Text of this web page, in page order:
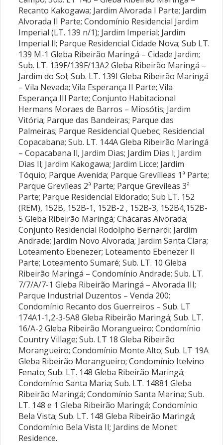
Recanto Kakogawa; Jardim Alvorada I Parte; Jardim
Alvorada II Parte; Condomínio Residencial Jardim
Imperial (LT. 139 n/1); Jardim Imperial; Jardim
Imperial Il; Parque Residencial Cidade Nova; Sub LT.
139 M-1 Gleba Ribeirão Maringá – Cidade Jardim;
Sub. LT. 139F/139F/13A2 Gleba Ribeirão Maringá –
Jardim do Sol; Sub. LT. 139I Gleba Ribeirão Maringá
– Vila Nevada; Vila Esperança II Parte; Vila
Esperança IIl Parte; Conjunto Habitacional
Hermans Moraes de Barros – Miosótis; Jardim
Vitória; Parque das Bandeiras; Parque das
Palmeiras; Parque Residencial Quebec; Residencial
Copacabana; Sub. LT. 144A Gleba Ribeirão Maringá
– Copacabana Il, Jardim Dias; Jardim Dias I; Jardim
Dias Il; Jardim Kakogawa; Jardim Licce; Jardim
Tóquio; Parque Avenida; Parque Grevílleas 1ª Parte;
Parque Grevíleas 2ª Parte; Parque Grevíleas 3ª
Parte; Parque Residencial Eldorado; Sub LT. 152
(REM), 152B, 152B-1, 152B-2 , 152B-3, 152B4,152B-
5 Gleba Ribeirão Maringá; Chácaras Alvorada;
Conjunto Residencial Rodolpho Bernardi; Jardim
Andrade; Jardim Novo Alvorada; Jardim Santa Clara;
Loteamento Ebenezer; Loteamento Ebenezer Il
Parte; Loteamento Sumaré; Sub. LT. 10 Gleba
Ribeirão Maringá – Condomínio Andrade; Sub. LT.
7/7/A/7-1 Gleba Ribeirão Maringá – Alvorada III;
Parque Industrial Duzentos – Venda 200;
Condomínio Recanto dos Guerreiros – Sub. LT
174A1-1,2-3-5A8 Gleba Ribeirão Maringá; Sub. LT.
16/A-2 Gleba Ribeirão Morangueiro; Condomínio
Country Village; Sub. LT 18 Gleba Ribeirão
Morangueiro; Condomínio Monte Alto; Sub. LT 19A
Gleba Ribeirão Morangueiro; Condomínio Itelvino
Fenato; Sub. LT. 148 Gleba Ribeirão Maringá;
Condomínio Santa Maria; Sub. LT. 14881 Gleba
Ribeirão Maringá; Condomínio Santa Marina; Sub.
LT. 148 e 1 Gleba Ribeirão Maringá; Condomínio
Bela Vista; Sub. LT. 148 Gleba Ribeirão Maringá;
Condomínio Bela Vista II; Jardins de Monet
Residence.